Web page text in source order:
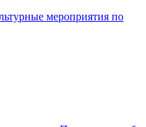
мероприятия по